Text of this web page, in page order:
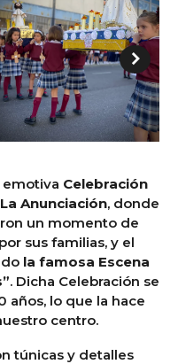
emotiva Celebración
Anunciación, donde
un momento de
sus familias, y el
la famosa Escena
. Dicha Celebración se
años, lo que la hace
centro.
túnicas y detalles